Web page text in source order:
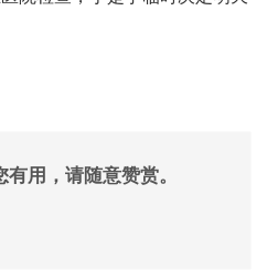
用，请随意赞赏。